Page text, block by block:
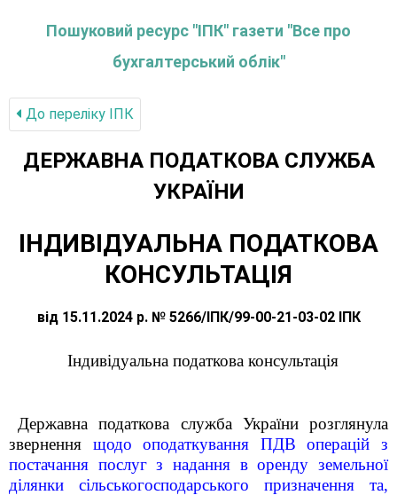
Пошуковий ресурс "ІПК" газети "Все про
бухгалтерський облік"
До переліку IПК
ДЕРЖАВНА ПОДАТКОВА СЛУЖБА
УКРАЇНИ
ІНДИВІДУАЛЬНА ПОДАТКОВА
КОНСУЛЬТАЦІЯ
від 15.11.2024 р. № 5266/ІПК/99-00-21-03-02 ІПК
Індивідуальна податкова консультація
Державна податкова служба України розглянула
звернення щодо оподаткування ПДВ операцій з
постачання послуг з надання в оренду земельної
ділянки сільськогосподарського призначення та,